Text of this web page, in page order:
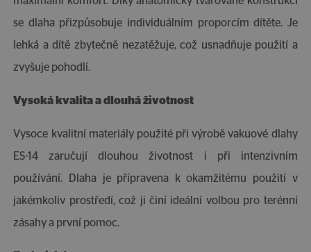
se dlaha přizpůsobuje individuálním proporcím dítěte. Je
lehká a dítě zbytečně nezatěžuje, což usnadňuje použití a
zvyšuje pohodlí.
Vysoká kvalita a dlouhá životnost
Vysoce kvalitní materiály použité při výrobě vakuové dlahy
ES-14 zaručují dlouhou životnost i při intenzivním
používání. Dlaha je připravena k okamžitému použití v
jakémkoliv prostředí, což ji činí ideální volbou pro terénní
zásahy a první pomoc.